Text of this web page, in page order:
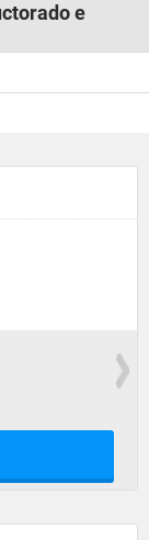
e